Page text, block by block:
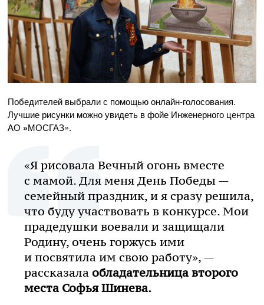
Победителей выбрали с помощьюонлайн-голосования.
Лучшие рисунки можно увидеть в фойе Инженерного центра
АО »МОСГАЗ».
«Я рисовала Вечный огонь вместе
с мамой. Для меня День Победы —
семейный праздник, и я сразу решила,
что буду участвовать в конкурсе. Мои
прадедушки воевали и защищали
Родину, очень горжусь ими
и посвятила им свою работу», —
рассказала обладательница второго
места Софья Шинева.